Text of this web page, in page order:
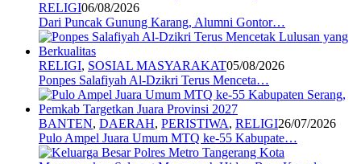
RELIGI06/08/2026
Dari Puncak Gunung Karang, Alumni Gontor…
RELIGI, SOSIAL MASYARAKAT05/08/2026
Ponpes Salafiyah Al-Dzikri Terus Menceta…
BANTEN, DAERAH, PERISTIWA, RELIGI26/07/2026
Pulo Ampel Juara Umum MTQ ke-55 Kabupate…